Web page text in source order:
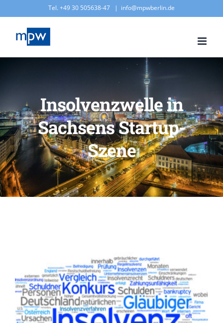
springen
Tel. +49 30 505638-47 | info@mpwberlin.de
Insolvenzwelle in
Sachsens Startup-
Szene
grösseres
Bild